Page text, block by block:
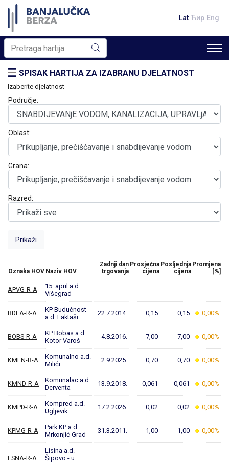
Lat Ћир Eng
SPISAK HARTIJA ZA IZABRANU DJELATNOST
Izaberite djelatnost
Područje:
Oblast:
Grana:
Razred:
Oznaka HOV Naziv HOV
Zadnji dan
trgovanja
Prosječna
cijena
Posljednja
cijena
Promjena
[%]
APVG-R-A
15. april a.d.
Višegrad
BDLA-R-A
KP Budućnost
a.d. Laktaši
22.7.2014. 0,15 0,15 0,00%
BOBS-R-A
KP Bobas a.d.
Kotor Varoš
4.8.2016. 7,00 7,00 0,00%
KMLN-R-A
Komunalno a.d.
Milići
2.9.2025. 0,70 0,70 0,00%
KMND-R-A
Komunalac a.d.
Derventa
13.9.2018. 0,061 0,061 0,00%
KMPD-R-A
Kompred a.d.
Ugljevik
17.2.2026. 0,02 0,02 0,00%
KPMG-R-A
Park KP a.d.
Mrkonjić Grad
31.3.2011. 1,00 1,00 0,00%
LSNA-R-A
Lisina a.d.
Šipovo - u